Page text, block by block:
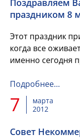
Поздравляем
праздником 8
Этот праздник
когда все
именно сегодня
чудесные
Подробнее…
7
марта
2012
Совет